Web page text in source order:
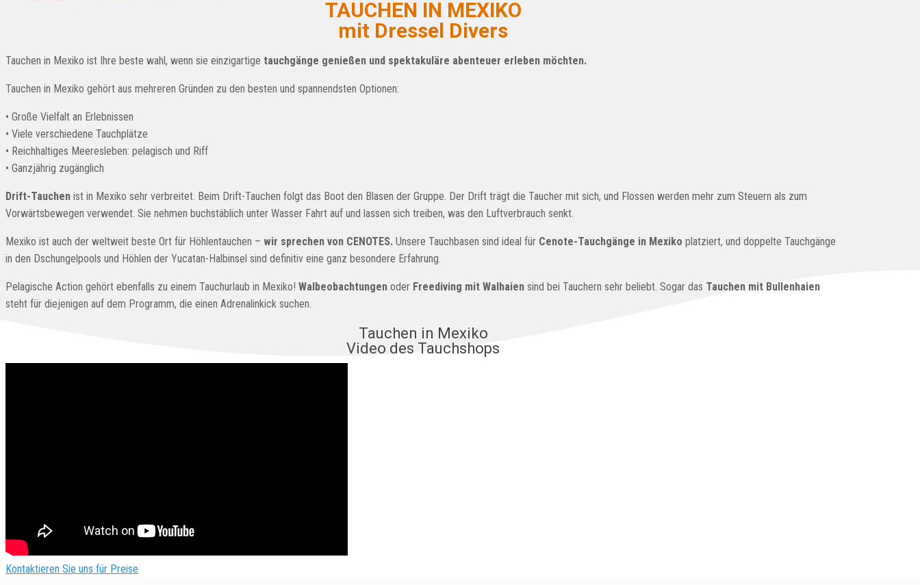
Deutsch
English
Español
Français
Italiano
TAUCHEN IN MEXIKO
mit Dressel Divers
Tauchen in Mexiko ist Ihre beste wahl, wenn sie einzigartige tauchgänge genießen und spektakuläre abenteuer erleben möchten.
Tauchen in Mexiko gehört aus mehreren Gründen zu den besten und spannendsten Optionen:
• Große Vielfalt an Erlebnissen
• Viele verschiedene Tauchplätze
• Reichhaltiges Meeresleben: pelagisch und Riff
• Ganzjährig zugänglich
Drift-Tauchen ist in Mexiko sehr verbreitet. Beim Drift-Tauchen folgt das Boot den Blasen der Gruppe. Der Drift trägt die Taucher mit sich, und Flossen werden mehr zum Steuern als zum
Vorwärtsbewegen verwendet. Sie nehmen buchstäblich unter Wasser Fahrt auf und lassen sich treiben, was den Luftverbrauch senkt.
Mexiko ist auch der weltweit beste Ort für Höhlentauchen – wir sprechen von CENOTES. Unsere Tauchbasen sind ideal für Cenote-Tauchgänge in Mexiko platziert, und doppelte Tauchgänge
in den Dschungelpools und Höhlen der Yucatan-Halbinsel sind definitiv eine ganz besondere Erfahrung.
Pelagische Action gehört ebenfalls zu einem Tauchurlaub in Mexiko! Walbeobachtungen oder Freediving mit Walhaien sind bei Tauchern sehr beliebt. Sogar das Tauchen mit Bullenhaien
steht für diejenigen auf dem Programm, die einen Adrenalinkick suchen.
Tauchen in Mexiko
Video des Tauchshops
Kontaktieren Sie uns für Preise